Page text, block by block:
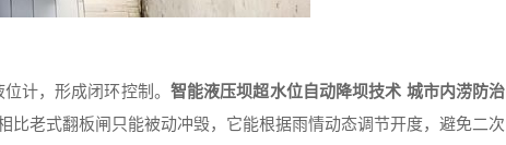
计，形成闭环控制。 智能液压坝超水位自动降坝技术 城市内涝防治
老式翻板闸只能被动冲毁，它能根据雨情动态调节开度，避免二次